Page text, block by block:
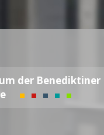
der Benediktiner